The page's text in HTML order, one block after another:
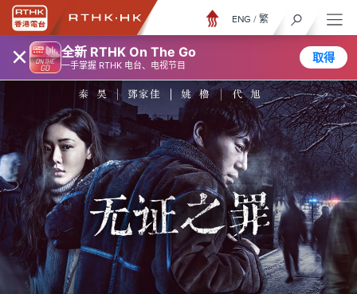
× 全新 RTHK On The Go
一手掌握 RTHK 电台、电视节目
取得
ENG / 繁